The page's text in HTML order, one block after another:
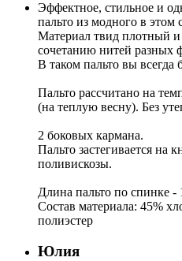
Эффектное, стильное и
пальто из модного в этом
Материал твид плотный
сочетанию нитей разных
В таком пальто вы всегда
Пальто рассчитано на
(на теплую весну). Без
2 боковых кармана.
Пальто застегивается на
поливискозы.
Длина пальто по спинке -
Состав материала: 45%
полиэстер
Юлия